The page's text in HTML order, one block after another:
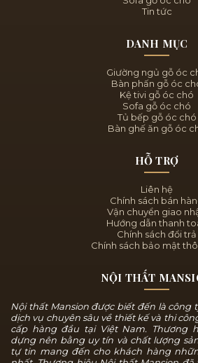
Tin tức
DANH MỤC
Giường ngủ gỗ óc
Bàn phấn gỗ óc
Kệ tivi gỗ óc chó
Sofa gỗ óc chó
Tủ bếp gỗ óc chó
Bàn ghế ăn gỗ óc
HỖ TRỢ
Liên hệ
Chính sách bán
Vận chuyển giao
Hướng dẫn thanh
Chính sách đổi trả
Chính sách bảo mật
NỘI THẤT
Nội thất Mansion được biết đến là công
dịch vụ chuyên sâu về thiết kế và thi
cấp hàng đầu tại Việt Nam. Thương
dựng nên bằng uy tín và chất lượng
tự tin mang đến cho khách hàng